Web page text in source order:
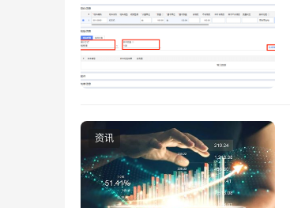
资讯